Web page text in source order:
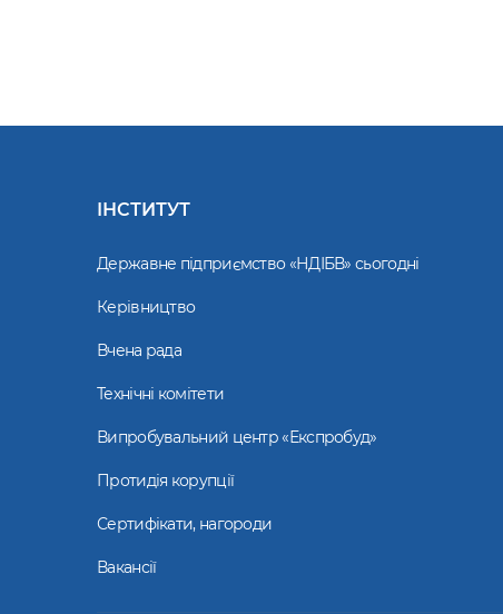
ІНСТИТУТ
Державне підприємство «НДІБВ» сьогодні
Керівництво
Вчена рада
Технічні комітети
Випробувальний центр «Експробуд»
Протидія корупції
Сертифікати, нагороди
Вакансії